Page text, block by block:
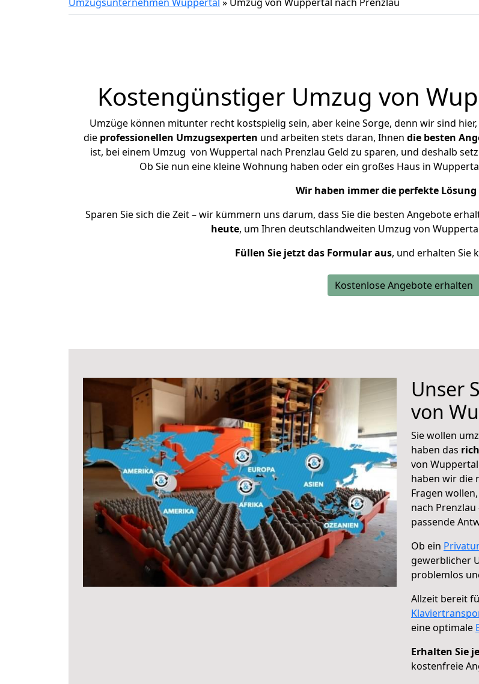
Kostengünstiger Umzug von
Umzüge können mitunter recht kostspielig sein, aber keine Sorge, denn wir sind
die professionellen Umzugsexperten und arbeiten stets daran, Ihnen die besten
ist, bei einem Umzug von Wuppertal nach Prenzlau Geld zu sparen, und deshalb
Ob Sie nun eine kleine Wohnung haben oder ein großes Haus in
Wir haben immer die perfekte Lösung
Sparen Sie sich die Zeit – wir kümmern uns darum, dass Sie die besten Angebote
heute, um Ihren deutschlandweiten Umzug von
Füllen Sie jetzt das Formular aus, und erhalten Sie
Kostenlose Angebote erhalten
Unser
von
Sie wollen
haben das
von
haben wir die
Fragen wollen,
nach
passende
Ob ein
gewerblicher
problemlos
Allzeit bereit
eine optimale
Erhalten Sie
kostenfreie